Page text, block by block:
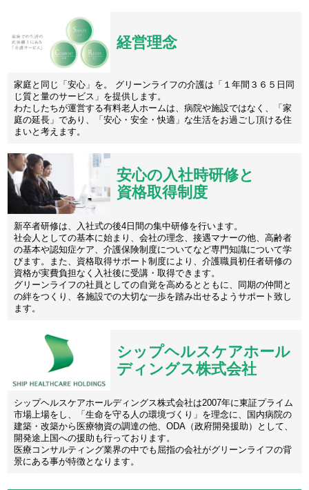
経営理念
家庭と同じ「安心」を。 グリーンライフの介護は「１年間３６５日同
じ質と量のサービス」を提供します。
わたしたちが運営する有料老人ホームは、病院や施設ではなく、「家
庭の延長」であり、「安心・安全・快適」な生活をお過ごし頂ける住
まいと考えます。
安心の入社時研修と
資格取得制度
新卒者研修は、入社式の後4日間の集中研修を行います。
社会人としての基本に始まり、会社の理念、接遇マナーの他、高齢者
の基本や認知症ケア、介護保険制度についてなど専門知識について学
びます。また、資格取得サポート制度により、介護職員初任者研修の
資格が実費負担なく入社後に受講・取得できます。
グリーンライフの社員としての自覚を高めるとともに、同期の仲間と
の絆をつくり、各施設での大切な一歩を踏み出せるようサポート致し
ます。
シップヘルスケアホール
ディングス株式会社
シップヘルスケアホールディングス株式会社は2007年に東証プライム
市場上場をし、「生命を守る人の環境づくり」を理念に、国内病院の
建築・改築から医療物資の調達の他、ODA（政府開発援助）として、
開発途上国への援助も行っております。
医療コンサルティング業界の中でも屈指の会社がグリーンライフの背
景にある事が特徴となります。